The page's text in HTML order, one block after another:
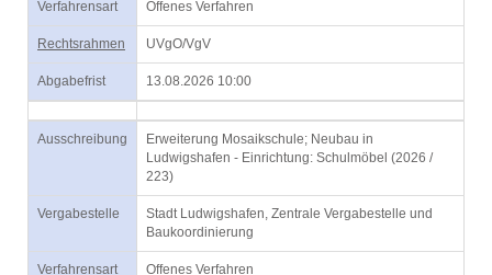
Verfahrensart Offenes Verfahren
Rechtsrahmen UVgO/VgV
Abgabefrist 13.08.2026 10:00
Ausschreibung
Erweiterung Mosaikschule; Neubau in
Ludwigshafen - Einrichtung: Schulmöbel (2026 /
223)
Vergabestelle
Stadt Ludwigshafen, Zentrale Vergabestelle und
Baukoordinierung
Verfahrensart Offenes Verfahren